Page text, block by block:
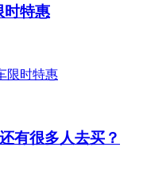
时特惠
有很多人去买？